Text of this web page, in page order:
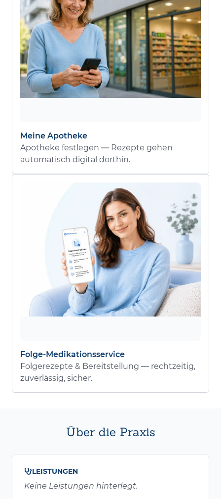
Meine Apotheke
Apotheke festlegen — Rezepte gehen
automatisch digital dorthin.
Folge-Medikationsservice
Folgerezepte & Bereitstellung — rechtzeitig,
zuverlässig, sicher.
Über die Praxis
LEISTUNGEN
Keine Leistungen hinterlegt.